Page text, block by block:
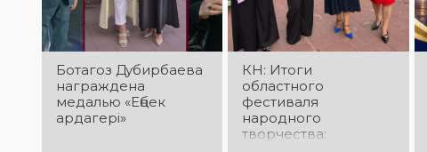
атмосфера!
праздничное
настроение!
Ботагоз Дубирбаева
награждена
медалью «Еңбек
ардагері»
КН: Итоги
областного
фестиваля
народного
творчества: